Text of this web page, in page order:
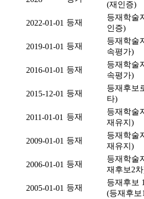
(재인증)
2022-01-01 등재
등재학술
인증)
2019-01-01 등재
등재학술
속평가)
2016-01-01 등재
등재학술
속평가)
2015-12-01 등재
등재후보
타)
2011-01-01 등재
등재학술
재유지)
2009-01-01 등재
등재학술
재유지)
2006-01-01 등재
등재학술
재후보2
2005-01-01 등재
등재후보
(등재후보